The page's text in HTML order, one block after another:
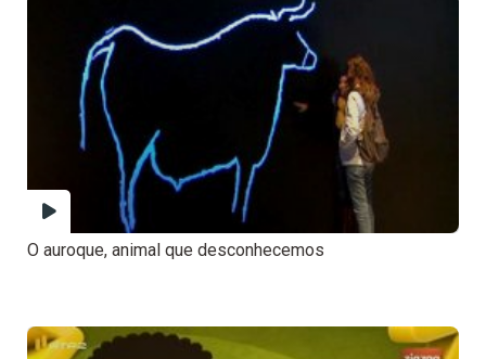
O auroque, animal que desconhecemos